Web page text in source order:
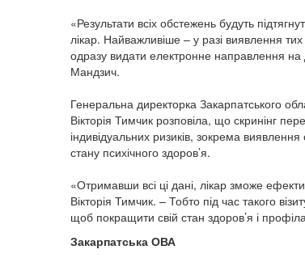
«Результати всіх обстежень будуть
лікар. Найважливіше – у разі виявлення
одразу видати електронне направлення
Мандзич.
Генеральна директорка Закарпатського
Вікторія Тимчик розповіла, що скринінг
індивідуальних ризиків, зокрема
стану психічного здоров’я.
«Отримавши всі ці дані, лікар зможе
Вікторія Тимчик. – Тобто під час такого
щоб покращити свій стан здоров’я і
Закарпатська ОВА